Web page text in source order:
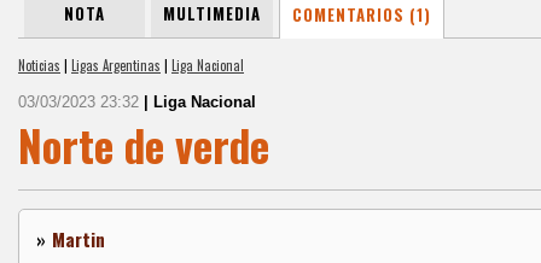
NOTA MULTIMEDIA COMENTARIOS (1)
Noticias | Ligas Argentinas | Liga Nacional
03/03/2023 23:32 | Liga Nacional
Norte de verde
» Martin